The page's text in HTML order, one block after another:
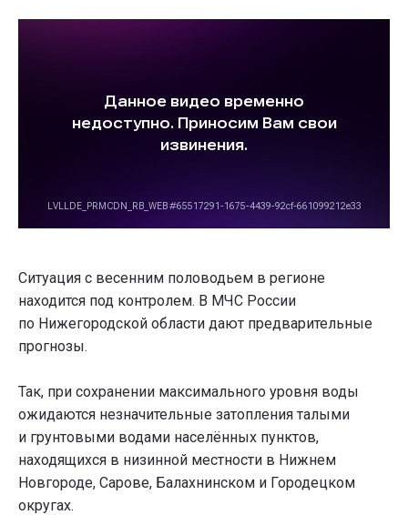
Ситуация с весенним половодьем в регионе
находится под контролем. В МЧС России
по Нижегородской области дают предварительные
прогнозы.
Так, при сохранении максимального уровня воды
ожидаются незначительные затопления талыми
и грунтовыми водами населённых пунктов,
находящихся в низинной местности в Нижнем
Новгороде, Сарове, Балахнинском и Городецком
округах.